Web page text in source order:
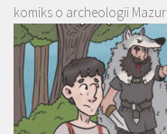
komiks o archeologii Mazur